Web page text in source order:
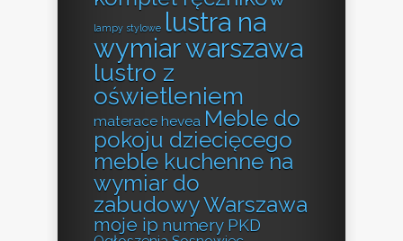
lampy stylowe lustra na
wymiar warszawa
lustro z
oświetleniem
materace hevea Meble do
pokoju dziecięcego
meble kuchenne na
wymiar do
zabudowy Warszawa
moje ip numery PKD